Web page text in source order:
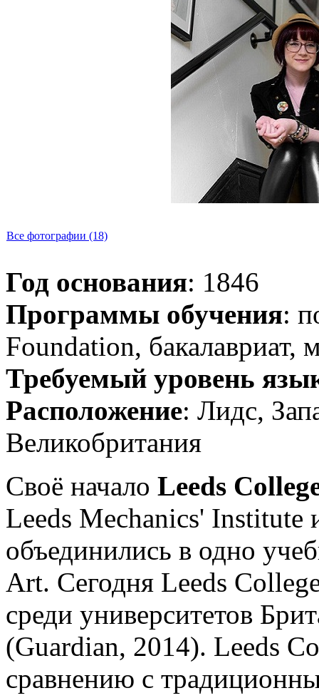
Все фотографии (18)
Год основания: 1846
Программы обучения:
Foundation, бакалавриат,
Требуемый уровень
Расположение: Лидс,
Великобритания
Своё начало Leeds
Leeds Mechanics'
объединились в одно
Art. Сегодня Leeds
среди университетов
(Guardian, 2014). Leeds
сравнению с